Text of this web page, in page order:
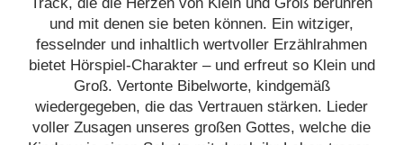
Track, die die Herzen von Klein und Groß berühren
und mit denen sie beten können. Ein witziger,
fesselnder und inhaltlich wertvoller Erzählrahmen
bietet Hörspiel-Charakter – und erfreut so Klein und
Groß. Vertonte Bibelworte, kindgemäß
wiedergegeben, die das Vertrauen stärken. Lieder
voller Zusagen unseres großen Gottes, welche die